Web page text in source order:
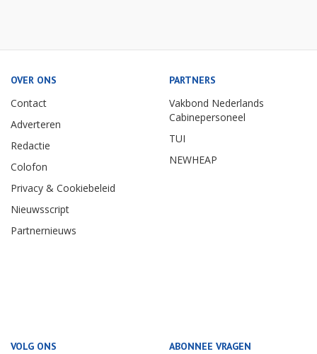
OVER ONS
Contact
Adverteren
Redactie
Colofon
Privacy & Cookiebeleid
Nieuwsscript
Partnernieuws
PARTNERS
Vakbond Nederlands
Cabinepersoneel
TUI
NEWHEAP
VOLG ONS ABONNEE VRAGEN